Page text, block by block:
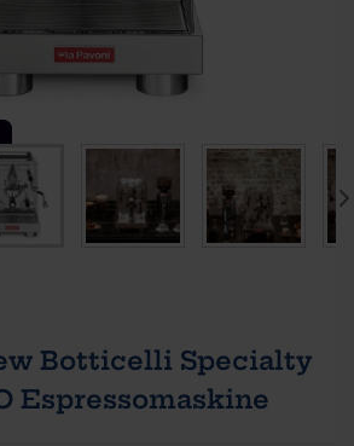
Botticelli Specialty
Espressomaskine